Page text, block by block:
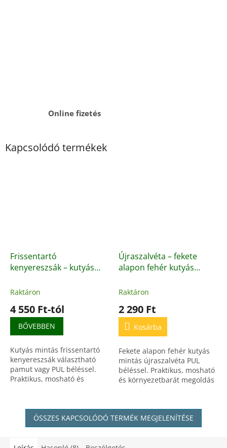
Online fizetés
Kapcsolódó termékek
Frissentartó
kenyereszsák – kutyás
PUL béléssel
Raktáron
4 550 Ft-tól
BŐVEBBEN
Kutyás mintás frissentartó
kenyereszsák választható
pamut vagy PUL béléssel.
Praktikus, mosható és
Többféle méretben elérhető.
Újraszalvéta – fekete
alapon fehér kutyás
Raktáron
2 290 Ft
Kosárba
Fekete alapon fehér kutyás
mintás újraszalvéta PUL
béléssel. Praktikus, mosható
és környezetbarát megoldás
EU előírásoknak és...
ÖSSZES KAPCSOLÓDÓ TERMÉK MEGJELENÍTÉSE